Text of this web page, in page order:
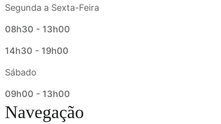
Segunda a Sexta-Feira
08h30 - 13h00
14h30 - 19h00
Sábado
09h00 - 13h00
Navegação